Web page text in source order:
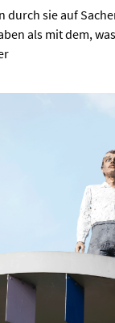
durch sie auf
als mit dem,